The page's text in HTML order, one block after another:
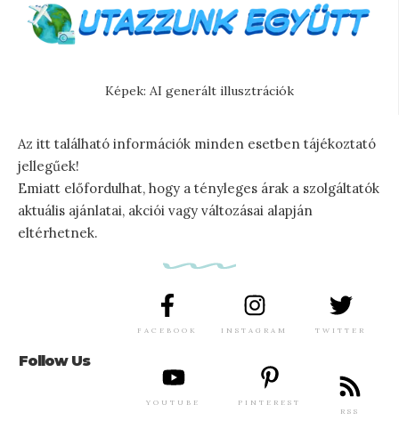
Képek: AI generált illusztrációk
Az itt található információk minden esetben tájékoztató
jellegűek!
Emiatt előfordulhat, hogy a tényleges árak a szolgáltatók
aktuális ajánlatai, akciói vagy változásai alapján
eltérhetnek.
Follow Us
FACEBOOK INSTAGRAM TWITTER
YOUTUBE
PINTEREST
RSS